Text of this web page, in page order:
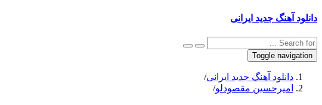
دانلود آهنگ جدید ایرانی
Toggle navigation
دانلود آهنگ جدید ایرانی/
امیرحسین مقصودلو/